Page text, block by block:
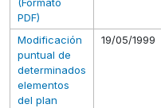
PDF)
Modificación
puntual de
determinados
elementos
del plan
19/05/1999